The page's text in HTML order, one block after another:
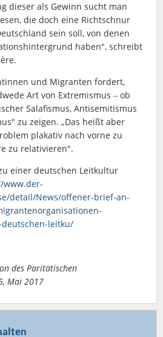
dieser als Gewinn sucht man
die doch eine Richtschnur
sein soll, von denen
haben", schreibt
und Migranten fordert,
Art von Extremismus ‒ ob
Salafismus, Antisemitismus
zu zeigen. „Das heißt aber
plakativ nach vorne zu
zu relativieren".
einer deutschen Leitkultur
www.der-
detail/News/offener-brief-an-
leitku/
des Paritätischen
Mai 2017